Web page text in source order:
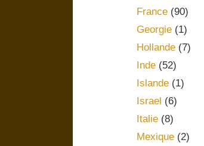
France(90)
Georgie(1)
Hollande(7)
Inde(52)
Islande(1)
Israel (6)
Italie(8)
Mexique(2)